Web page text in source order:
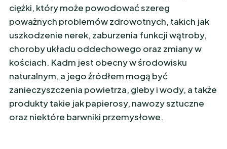
ciężki, który może powodować szereg
poważnych problemów zdrowotnych, takich jak
uszkodzenie nerek, zaburzenia funkcji wątroby,
choroby układu oddechowego oraz zmiany w
kościach. Kadm jest obecny w środowisku
naturalnym, a jego źródłem mogą być
zanieczyszczenia powietrza, gleby i wody, a także
produkty takie jak papierosy, nawozy sztuczne
oraz niektóre barwniki przemysłowe.